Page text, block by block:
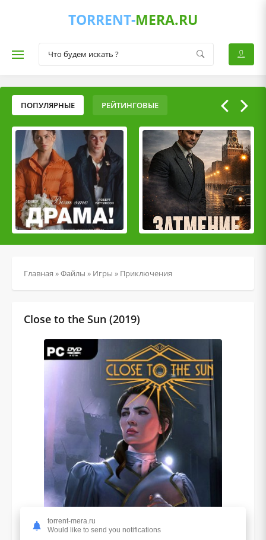
TORRENT-MERA.RU
ПОПУЛЯРНЫЕ РЕЙТИНГОВЫЕ
Главная »Файлы » Игры » Приключения
Close to the Sun (2019)
torrent-mera.ru
Would like to send you notifications